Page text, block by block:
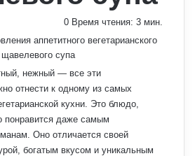
0 Время чтения: 3 мин.
нежный — все эти
отнести к одному из самых
кухни. Это блюдо,
понравится даже самым
Оно отличается своей
богатым вкусом и уникальным